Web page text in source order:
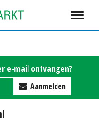
e-mail ontvangen?
Aanmelden